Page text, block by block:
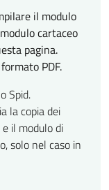
il modulo
cartaceo
pagina.
PDF.
Spid.
la copia dei
il modulo di
solo nel caso in